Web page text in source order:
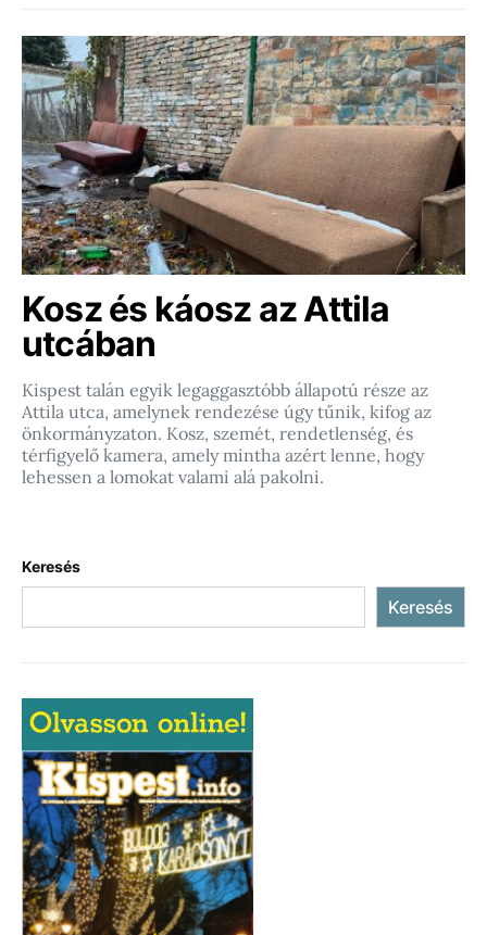
Kosz és káosz az Attila
utcában
Kispest talán egyik legaggasztóbb állapotú része az
Attila utca, amelynek rendezése úgy tűnik, kifog az
önkormányzaton. Kosz, szemét, rendetlenség, és
térfigyelő kamera, amely mintha azért lenne, hogy
lehessen a lomokat valami alá pakolni.
Keresés
Keresés